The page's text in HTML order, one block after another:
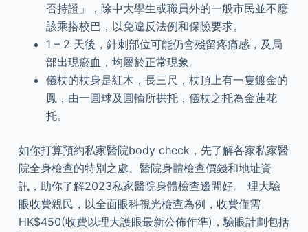
否持證」，除中大學生或職員外的一般市民並不應
該乘搭校巴，以免違反法例和保險要求。
1 – 2 天後，針刺部位可能仍會殘留疼痛感，及局
部出現瘀血，均屬於正常現象。
儀杖的杖身是紅木，長三尺，杖頂上有一隻鍍金的
鳳，由一圓球及圓輪所拱托，儀杖之托為金蓮花
托。
如你打算預約私家醫院body check，先了解各家私家醫
院全身檢查的特別之處、醫院身體檢查價錢和地址資
訊，助你了解2023私家醫院身體檢查邊間好。 理大驗
眼收費親民，以全面眼科視光檢查為例，收費僅需
HK$450(收費以理大護眼最新公佈作準)，驗眼計劃包括